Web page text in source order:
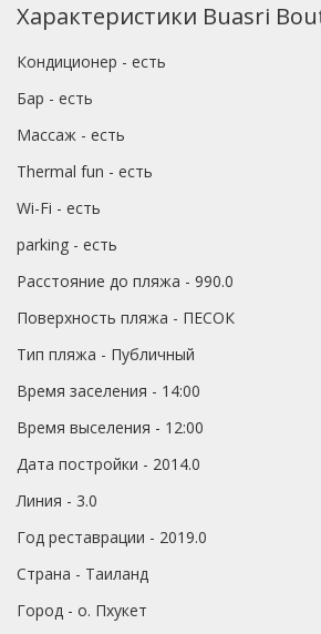
Характеристики Buasri
Кондиционер - есть
Бар - есть
Массаж - есть
Thermal fun - есть
Wi-Fi - есть
parking - есть
Расстояние до пляжа - 990.0
Поверхность пляжа - ПЕСОК
Тип пляжа - Публичный
Время заселения - 14:00
Время выселения - 12:00
Дата постройки - 2014.0
Линия - 3.0
Год реставрации - 2019.0
Страна - Таиланд
Город - о. Пхукет